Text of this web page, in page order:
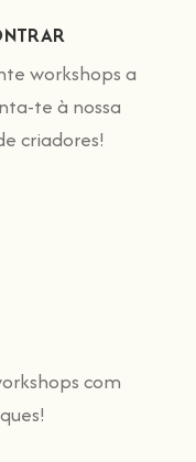
workshops a
te à nossa
criadores!
com